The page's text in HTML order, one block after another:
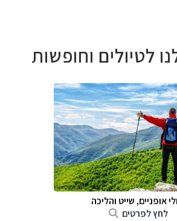
לטיולים וחופשות
אופניים, שייט והליכה
לחץ לפרטים